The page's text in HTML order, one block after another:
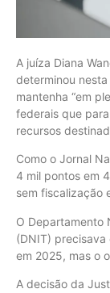
A juíza Diana
determinou
mantenha “em
federais que
recursos
Como o Jornal
4 mil pontos em
sem fiscalização
O Departamento
(DNIT)
em 2025, mas o
A decisão da